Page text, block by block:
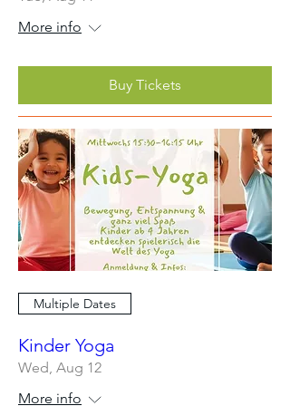
More info
Buy Tickets
Multiple Dates
Kinder Yoga
Wed, Aug 12
More info